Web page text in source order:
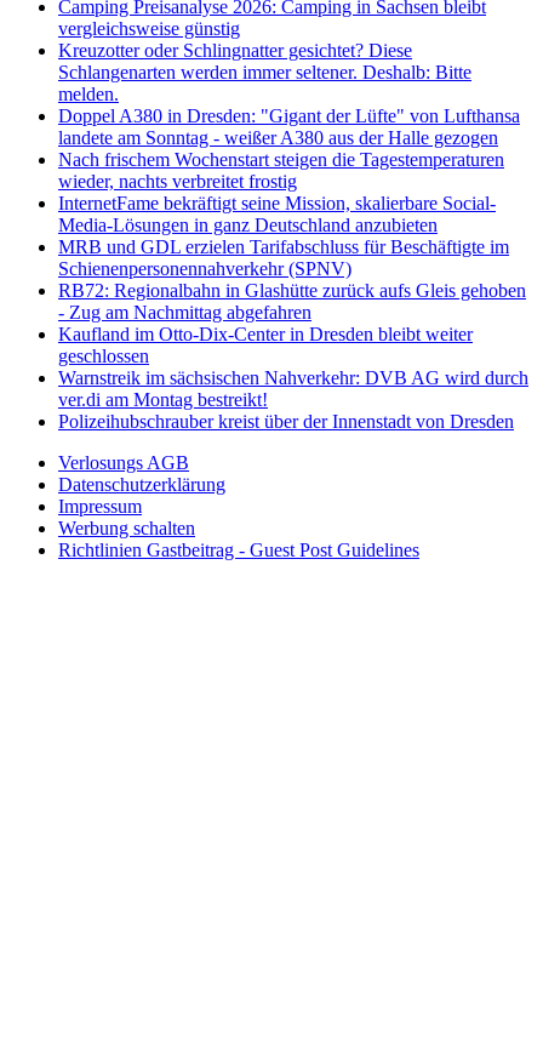
Camping Preisanalyse 2026: Camping in Sachsen bleibt
vergleichsweise günstig
Kreuzotter oder Schlingnatter gesichtet? Diese
Schlangenarten werden immer seltener. Deshalb: Bitte
melden.
Doppel A380 in Dresden: "Gigant der Lüfte" von Lufthansa
landete am Sonntag - weißer A380 aus der Halle gezogen
Nach frischem Wochenstart steigen die Tagestemperaturen
wieder, nachts verbreitet frostig
InternetFame bekräftigt seine Mission, skalierbare Social-
Media-Lösungen in ganz Deutschland anzubieten
MRB und GDL erzielen Tarifabschluss für Beschäftigte im
Schienenpersonennahverkehr (SPNV)
RB72: Regionalbahn in Glashütte zurück aufs Gleis gehoben
- Zug am Nachmittag abgefahren
Kaufland im Otto-Dix-Center in Dresden bleibt weiter
geschlossen
Warnstreik im sächsischen Nahverkehr: DVB AG wird durch
ver.di am Montag bestreikt!
Polizeihubschrauber kreist über der Innenstadt von Dresden
Verlosungs AGB
Datenschutzerklärung
Impressum
Werbung schalten
Richtlinien Gastbeitrag - Guest Post Guidelines